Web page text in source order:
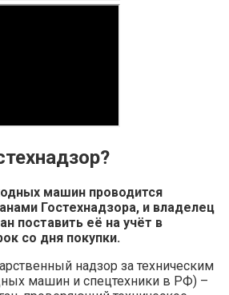
машин проводится
Гостехнадзора, и владелец
поставить её на учёт в
со дня покупки.
надзор за техническим
машин и спецтехники в РФ) –